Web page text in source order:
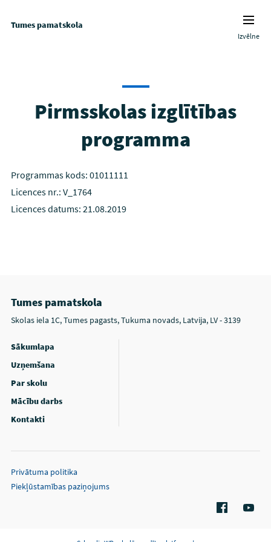
Tumes pamatskola
Izvēlne
Pirmsskolas izglītības
programma
Programmas kods: 01011111
Licences nr.: V_1764
Licences datums: 21.08.2019
Tumes pamatskola
Skolas iela 1C, Tumes pagasts, Tukuma novads, Latvija, LV - 3139
Sākumlapa
Uzņemšana
Par skolu
Mācību darbs
Kontakti
Privātuma politika
Piekļūstamības paziņojums